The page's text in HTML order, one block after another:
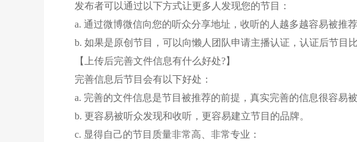
发布者可以通过以下方式让更多人发现您的节目：
a. 通过微博微信向您的听众分享地址，收听的人越多越容易被推
b. 如果是原创节目，可以向懒人团队申请主播认证，认证后节目
【上传后完善文件信息有什么好处?】
完善信息后节目会有以下好处：
a. 完善的文件信息是节目被推荐的前提，真实完善的信息很容易
b. 更容易被听众发现和收听，更容易建立节目的品牌。
c. 显得自己的节目质量非常高、非常专业：